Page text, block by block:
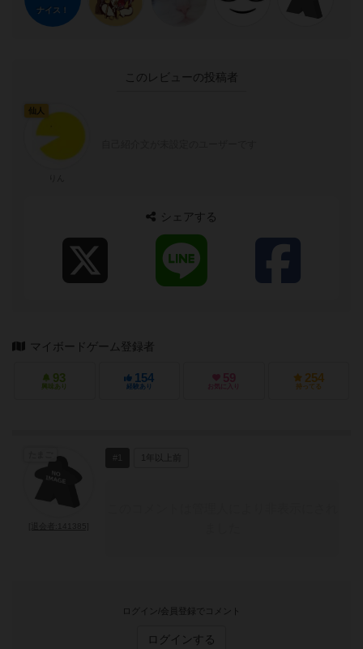
ナイス！
このレビューの投稿者
仙人
シェアする
マイボードゲーム登録者
93
興味あり
154
経験あり
59
お気に入り
254
持ってる
ログイン/会員登録でコメント
ログインする